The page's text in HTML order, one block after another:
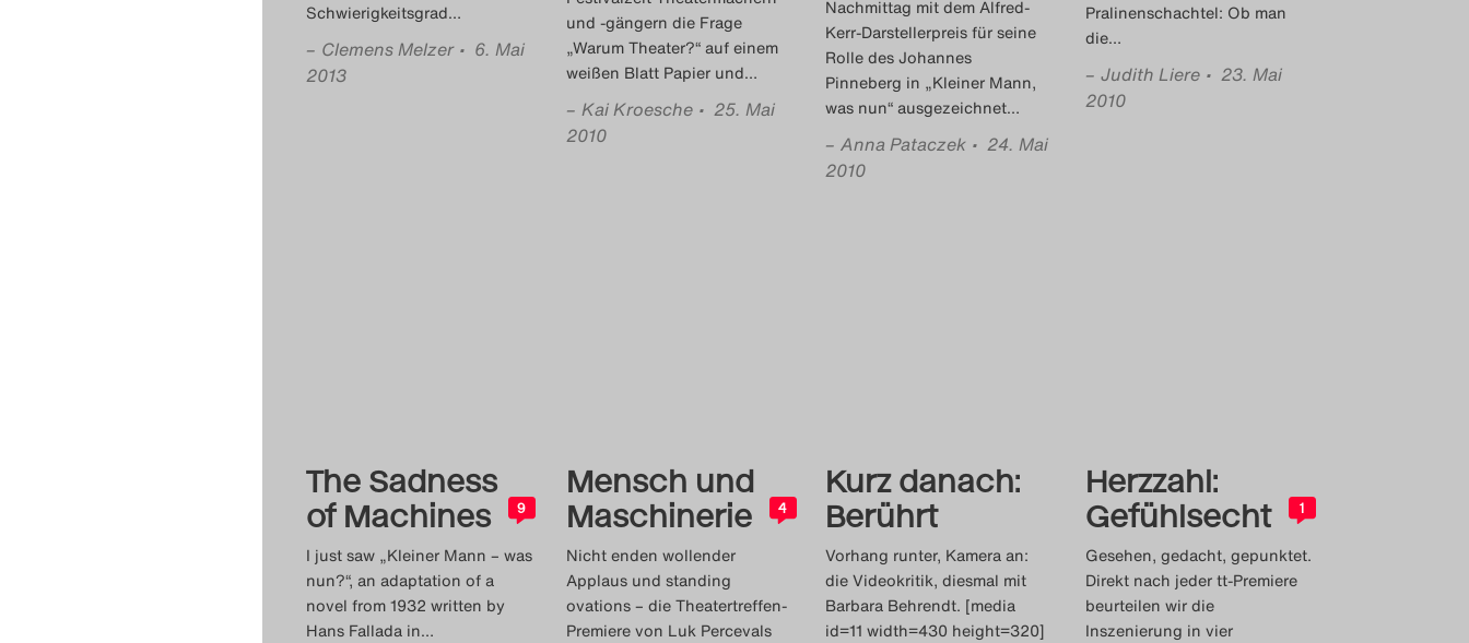
Schwierigkeitsgrad…
– Clemens Melzer • 6. Mai
2013
und -gängern die Frage
„Warum Theater?“ auf einem
weißen Blatt Papier und…
– Kai Kroesche • 25. Mai
2010
Nachmittag mit dem Alfred-
Kerr-Darstellerpreis für seine
Rolle des Johannes
Pinneberg in „Kleiner Mann,
was nun“ ausgezeichnet…
– Anna Pataczek • 24. Mai
2010
Pralinenschachtel: Ob man
die…
– Judith Liere • 23. Mai
2010
The Sadness
of Machines
9
I just saw „Kleiner Mann – was
nun?“, an adaptation of a
novel from 1932 written by
Hans Fallada in…
Mensch und
Maschinerie
4
Nicht enden wollender
Applaus und standing
ovations – die Theatertreffen-
Premiere von Luk Percevals
Kurz danach:
Berührt
Vorhang runter, Kamera an:
die Videokritik, diesmal mit
Barbara Behrendt. [media
id=11 width=430 height=320]
Herzzahl:
Gefühlsecht
1
Gesehen, gedacht, gepunktet.
Direkt nach jeder tt-Premiere
beurteilen wir die
Inszenierung in vier